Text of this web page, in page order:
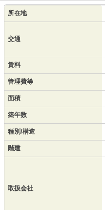
所在地
交通
賃料
管理費等
面積
築年数
種別/構造
階建
取扱会社